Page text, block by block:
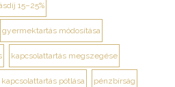
15–25%
gyermektartás módosítása
kapcsolattartás megszegése
kapcsolattartás pótlása pénzbírság